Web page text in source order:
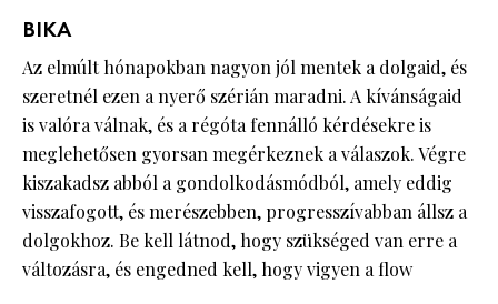
BIKA
Az elmúlt hónapokban nagyon jól mentek a dolgaid, és
szeretnél ezen a nyerő szérián maradni. A kívánságaid
is valóra válnak, és a régóta fennálló kérdésekre is
meglehetősen gyorsan megérkeznek a válaszok. Végre
kiszakadsz abból a gondolkodásmódból, amely eddig
visszafogott, és merészebben, progresszívabban állsz a
dolgokhoz. Be kell látnod, hogy szükséged van erre a
változásra, és engedned kell, hogy vigyen a flow